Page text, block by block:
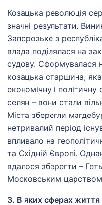
Козацька революція
значні результати.
Запорозьке з
влада поділялася на
судову. Сформувалася
козацька старшина,
економічну і
селян – вони стали
Міста зберегли
нетривалий період
впливало на
та Східній Європі.
вдалося зберегти –
Московським
3. В яких сферах життя